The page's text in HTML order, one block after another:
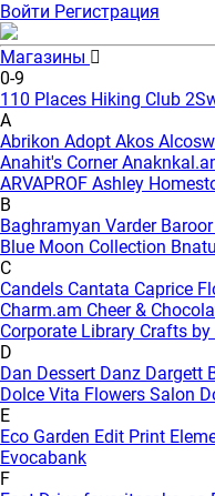
Войти Регистрация
Магазины
0-9
110 Places Hiking Club
A
Abrikon Adopt Akos
Anahit's Corner
ARVAPROF Ashley
B
Baghramyan Varder
Blue Moon Collection
C
Candels Cantata Caprice
Charm.am Cheer &
Corporate Library Crafts by
D
Dan Dessert Danz Dargett
Dolce Vita Flowers Salon
E
Eco Garden Edit Print
Evocabank
F